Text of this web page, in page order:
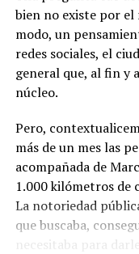
bien no existe por
modo, un
redes sociales, el
general que, al fin y
núcleo.
Pero,
más de un mes las
acompañada de
1.000 kilómetros de
La notoriedad
que buscaba,
necesitaba para